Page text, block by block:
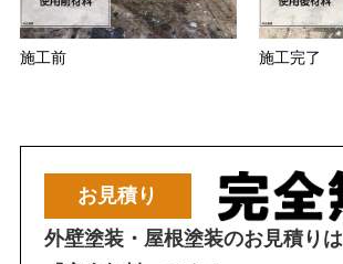
施工前 施工完了
お見積り
外壁塗装・屋根塗装のお見積りは